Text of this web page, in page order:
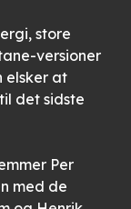
store
versioner
elsker at
det sidste
Per
med de